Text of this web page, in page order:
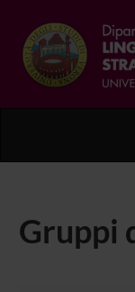
Gruppi